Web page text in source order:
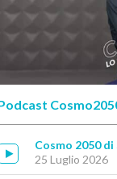
Cosmo 2050
25 Luglio 2026